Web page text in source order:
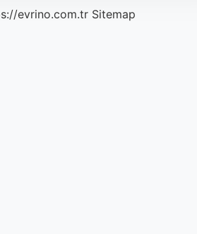
evrino.com.tr Sitemap